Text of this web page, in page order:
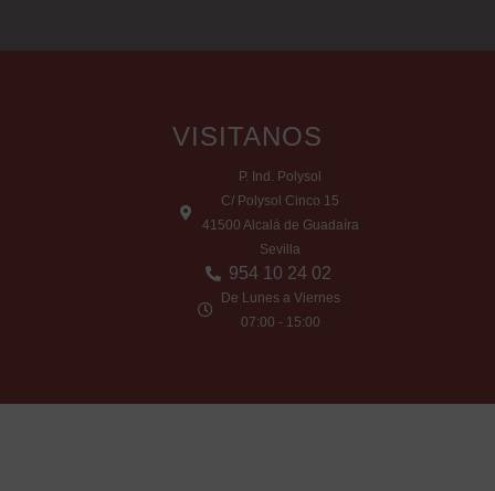
VISITANOS
P. Ind. Polysol
C/ Polysol Cinco 15
41500 Alcalá de Guadaíra
Sevilla
954 10 24 02
De Lunes a Viernes
07:00 - 15:00